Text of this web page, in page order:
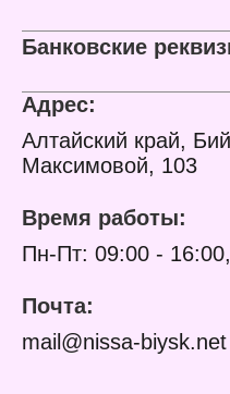
Банковские
Адрес:
Алтайский край,
Максимовой, 103
Время работы:
Пн-Пт: 09:00 -
Почта:
mail@nissa-biysk.net